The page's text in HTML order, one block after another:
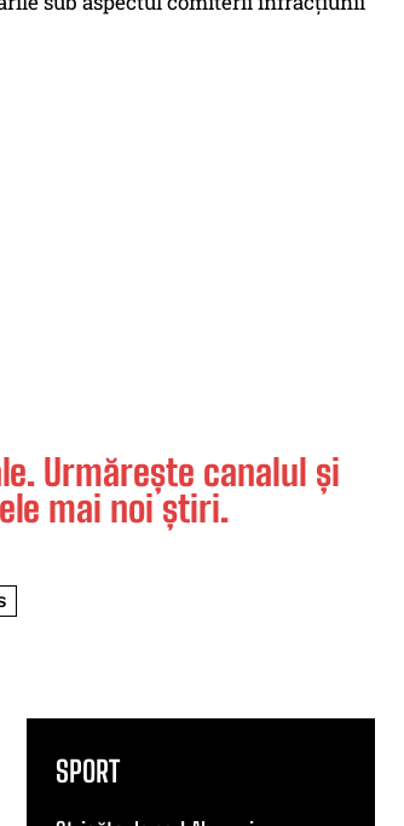
Urmărește canalul și
mai noi știri.
SPORT